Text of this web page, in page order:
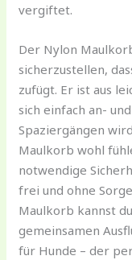
vergiftet.
Der Nylon
sicherzustellen,
zufügt. Er ist aus
sich einfach an-
Spaziergängen
Maulkorb wohl
notwendige
frei und ohne
Maulkorb kannst
gemeinsamen
für Hunde – der